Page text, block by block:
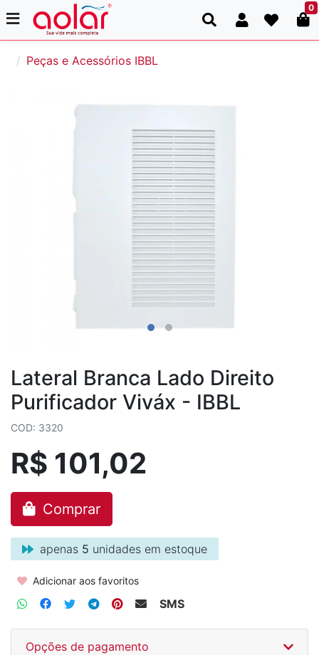
0
Peças e Acessórios IBBL
Lateral Branca Lado Direito
Purificador Viváx - IBBL
COD: 3320
R$ 101,02
Comprar
apenas 5 unidades em estoque
Adicionar aos favoritos
SMS
Opções de pagamento